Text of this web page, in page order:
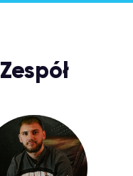
Zespół